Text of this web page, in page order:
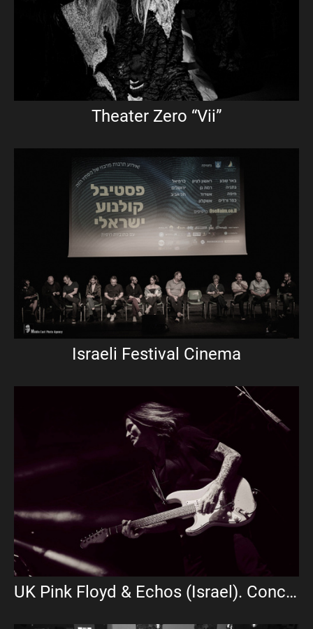
Theater Zero “Vii”
Israeli Festival Cinema
UK Pink Floyd & Echos (Israel). Concert in Tel Aviv